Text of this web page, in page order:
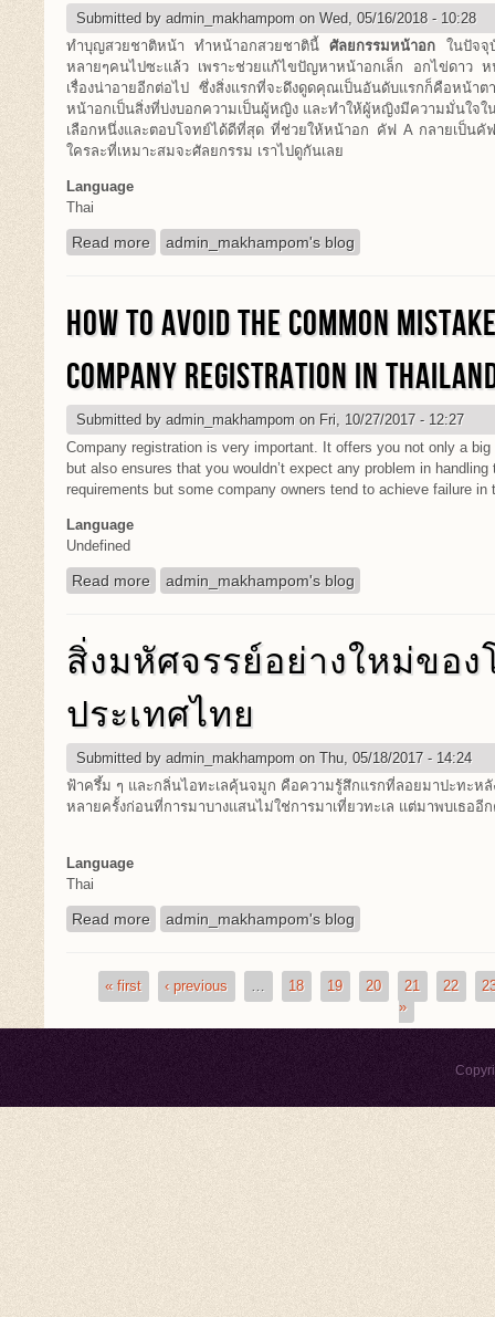
Submitted by admin_makhampom on Wed, 05/16/2018 - 10:28
ทำบุญสวยชาติหน้า ทำหน้าอกสวยชาตินี้ศัลยกรรมหน้าอก ในปัจจุ
หลายๆคนไปซะแล้ว เพราะช่วยแก้ไขปัญหาหน้าอกเล็ก อกไข่ดาว
เรื่องน่าอายอีกต่อไป ซึ่งสิ่งแรกที่จะดึงดูดคุณเป็นอันดับแรกก็คือหน้า
หน้าอกเป็นสิ่งที่บ่งบอกความเป็นผู้หญิง และทำให้ผู้หญิงมีความมั่นใจใ
เลือกหนึ่งและตอบโจทย์ได้ดีที่สุด ที่ช่วยให้หน้าอก คัฟ A กลายเป็น
ใครละที่เหมาะสมจะศัลยกรรม เราไปดูกันเลย
Language
Thai
Read more about ใครที่เหมาะจะศัลยกรรมหน้าอก
admin_makhampom's blog
HOW TO AVOID THE COMMON
COMPANY REGISTRATION IN
Submitted by admin_makhampom on Fri, 10/27/2017 - 12:27
Company registration is very important. It offers you not only a
but also ensures that you wouldn’t expect any problem in
requirements but some company owners tend to achieve failure
Language
Undefined
Read more about How to Avoid the Common Mistakes
admin_makhampom's blog
สิ่งมหัศจรรย์อย่างใหม่ขอ
ประเทศไทย
Submitted by admin_makhampom on Thu, 05/18/2017 - 14:24
ฟ้าครึ้ม ๆ และกลิ่นไอทะเลคุ้นจมูก คือความรู้สึกแรกที่ลอยมาปะทะหลั
หลายครั้งก่อนที่การมาบางแสนไม่ใช่การมาเที่ยวทะเล แต่มาพบเธออี
Language
Thai
Read more about สิ่งมหัศจรรย์อย่างใหม่ของโลก ณ ประเทศไท
admin_makhampom's blog
Pages
« first ‹ previous … 18 19 20 21 22
»